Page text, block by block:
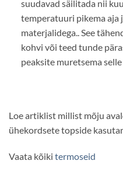
suudavad säilitada nii
temperatuuri pikema aja
materjalidega.. See
kohvi või teed tunde
peaksite muretsema
Loe artiklist millist mõju
ühekordsete topside
Vaata kõiki termoseid